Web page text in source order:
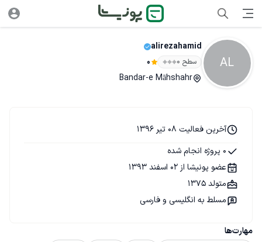
AL
alirezahamid
سطح ۰ 0
Bandar-e Māhshahr
مهارت‌ها
آخرین فعالیت 08 تیر 1396
0 پروژه انجام شده
عضو پونیشا از 02 اسفند 1393
متولد 1375
مسلط به انگلیسی و فارسی